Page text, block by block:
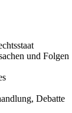
und Folgen
Debatte